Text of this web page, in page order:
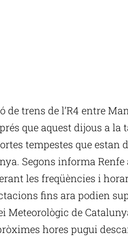
trens de l’R4 entre
que aquest dijous a la
tempestes que estan
Segons informa Renfe
les freqüències i
fins ara podien
Meteorològic de
hores pugui